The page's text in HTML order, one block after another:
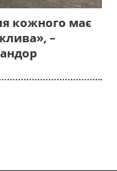
кожного має
–